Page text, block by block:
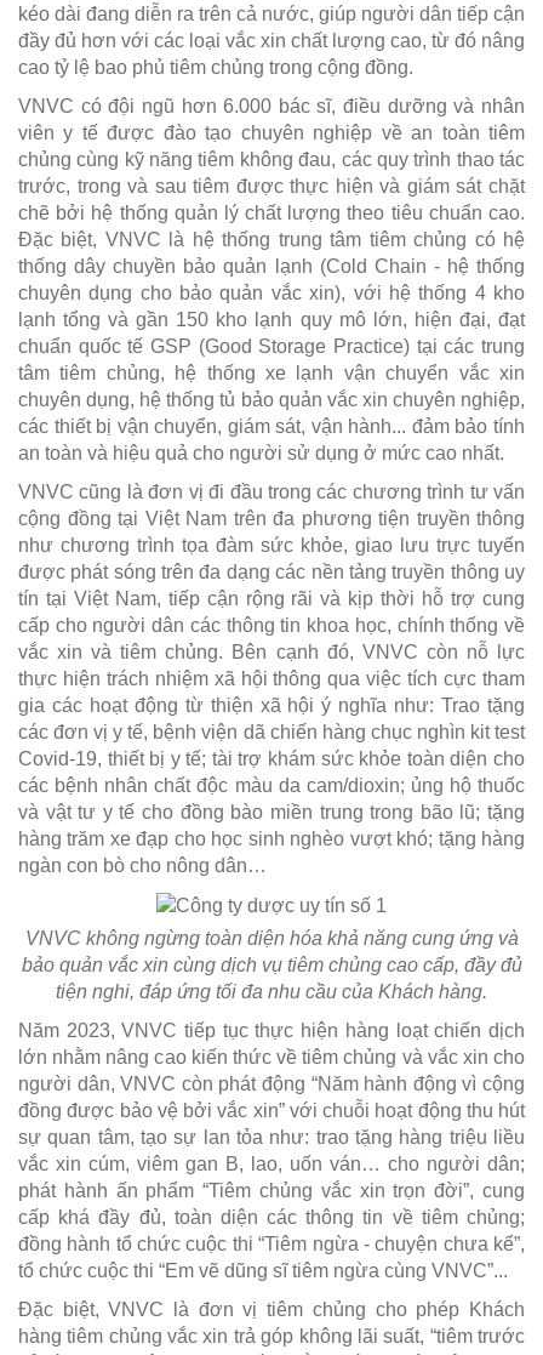
kéo dài đang diễn ra trên cả nước, giúp người dân tiếp cận
đầy đủ hơn với các loại vắc xin chất lượng cao, từ đó nâng
cao tỷ lệ bao phủ tiêm chủng trong cộng đồng.
VNVC có đội ngũ hơn 6.000 bác sĩ, điều dưỡng và nhân
viên y tế được đào tạo chuyên nghiệp về an toàn tiêm
chủng cùng kỹ năng tiêm không đau, các quy trình thao tác
trước, trong và sau tiêm được thực hiện và giám sát chặt
chẽ bởi hệ thống quản lý chất lượng theo tiêu chuẩn cao.
Đặc biệt, VNVC là hệ thống trung tâm tiêm chủng có hệ
thống dây chuyền bảo quản lạnh (Cold Chain - hệ thống
chuyên dụng cho bảo quản vắc xin), với hệ thống 4 kho
lạnh tổng và gần 150 kho lạnh quy mô lớn, hiện đại, đạt
chuẩn quốc tế GSP (Good Storage Practice) tại các trung
tâm tiêm chủng, hệ thống xe lạnh vận chuyển vắc xin
chuyên dụng, hệ thống tủ bảo quản vắc xin chuyên nghiệp,
các thiết bị vận chuyển, giám sát, vận hành... đảm bảo tính
an toàn và hiệu quả cho người sử dụng ở mức cao nhất.
VNVC cũng là đơn vị đi đầu trong các chương trình tư vấn
cộng đồng tại Việt Nam trên đa phương tiện truyền thông
như chương trình tọa đàm sức khỏe, giao lưu trực tuyến
được phát sóng trên đa dạng các nền tảng truyền thông uy
tín tại Việt Nam, tiếp cận rộng rãi và kịp thời hỗ trợ cung
cấp cho người dân các thông tin khoa học, chính thống về
vắc xin và tiêm chủng. Bên cạnh đó, VNVC còn nỗ lực
thực hiện trách nhiệm xã hội thông qua việc tích cực tham
gia các hoạt động từ thiện xã hội ý nghĩa như: Trao tặng
các đơn vị y tế, bệnh viện dã chiến hàng chục nghìn kit test
Covid-19, thiết bị y tế; tài trợ khám sức khỏe toàn diện cho
các bệnh nhân chất độc màu da cam/dioxin; ủng hộ thuốc
và vật tư y tế cho đồng bào miền trung trong bão lũ; tặng
hàng trăm xe đạp cho học sinh nghèo vượt khó; tặng hàng
ngàn con bò cho nông dân…
VNVC không ngừng toàn diện hóa khả năng cung ứng và
bảo quản vắc xin cùng dịch vụ tiêm chủng cao cấp, đầy đủ
tiện nghi, đáp ứng tối đa nhu cầu của Khách hàng.
Năm 2023, VNVC tiếp tục thực hiện hàng loạt chiến dịch
lớn nhằm nâng cao kiến thức về tiêm chủng và vắc xin cho
người dân, VNVC còn phát động “Năm hành động vì cộng
đồng được bảo vệ bởi vắc xin” với chuỗi hoạt động thu hút
sự quan tâm, tạo sự lan tỏa như: trao tặng hàng triệu liều
vắc xin cúm, viêm gan B, lao, uốn ván… cho người dân;
phát hành ấn phẩm “Tiêm chủng vắc xin trọn đời”, cung
cấp khá đầy đủ, toàn diện các thông tin về tiêm chủng;
đồng hành tổ chức cuộc thi “Tiêm ngừa - chuyện chưa kể”,
tổ chức cuộc thi “Em vẽ dũng sĩ tiêm ngừa cùng VNVC”...
Đặc biệt, VNVC là đơn vị tiêm chủng cho phép Khách
hàng tiêm chủng vắc xin trả góp không lãi suất, “tiêm trước